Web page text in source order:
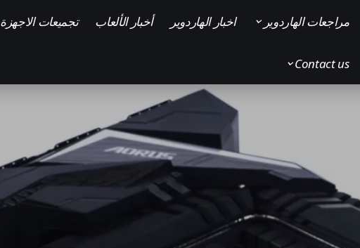
مراجعات الهاردوير اخبار الهاردوير أخبار الألعاب تجميعات الاجهزة
Contact us